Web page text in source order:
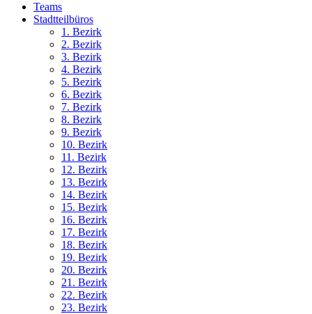
Teams
Stadtteilbüros
1. Bezirk
2. Bezirk
3. Bezirk
4. Bezirk
5. Bezirk
6. Bezirk
7. Bezirk
8. Bezirk
9. Bezirk
10. Bezirk
11. Bezirk
12. Bezirk
13. Bezirk
14. Bezirk
15. Bezirk
16. Bezirk
17. Bezirk
18. Bezirk
19. Bezirk
20. Bezirk
21. Bezirk
22. Bezirk
23. Bezirk